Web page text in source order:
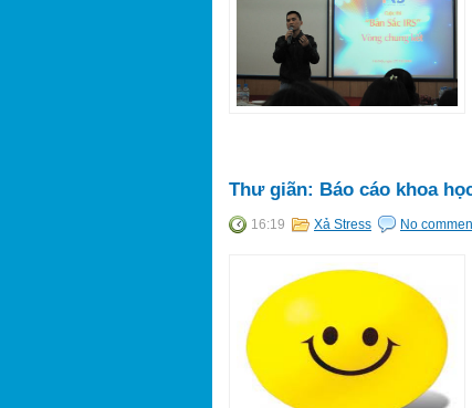
Thư giãn: Báo cáo khoa
16:19 Xả Stress No